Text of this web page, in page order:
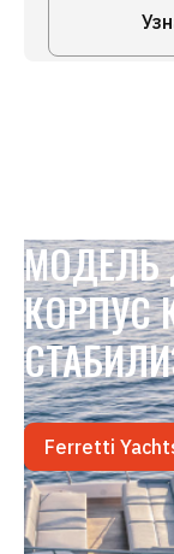
МОДЕЛЬ
КОРПУС
Ferretti